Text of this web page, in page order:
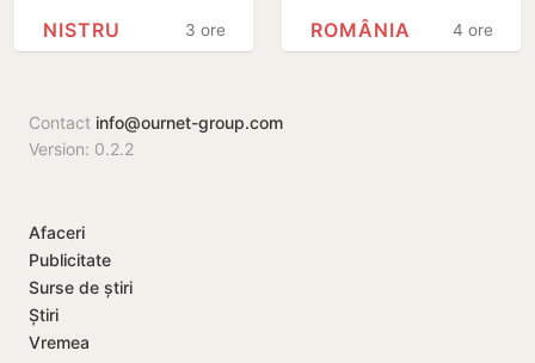
neautorizată din3 ore
NISTRU
explodat în
apropierea unui4 ore
ROMÂNIA
Contact info@ournet-group.com
Version: 0.2.2
Afaceri
Publicitate
Surse de știri
Știri
Vremea